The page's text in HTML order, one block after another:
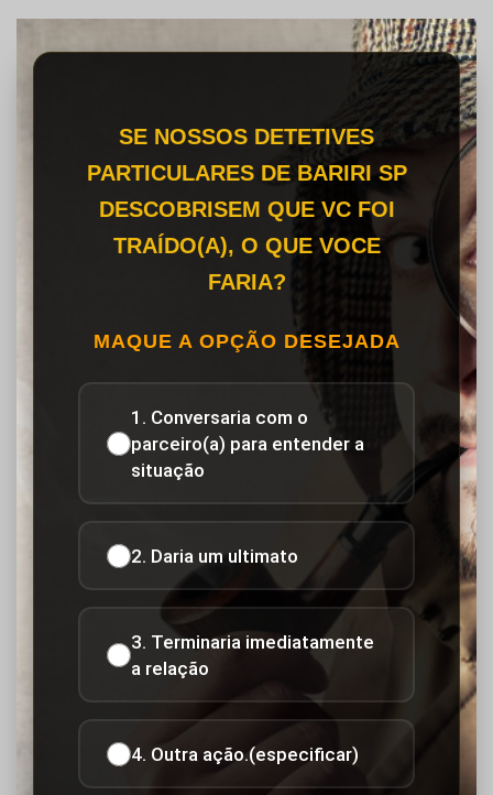
SE NOSSOS DETETIVES
PARTICULARES DE BARIRI SP
DESCOBRISEM QUE VC FOI
TRAÍDO(A), O QUE VOCE
FARIA?
MAQUE A OPÇÃO DESEJADA
1. Conversaria com o
parceiro(a) para entender a
situação
2. Daria um ultimato
3. Terminaria imediatamente
a relação
4. Outra ação.(especificar)